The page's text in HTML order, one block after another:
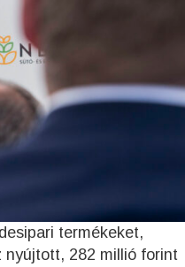
termékeket,
nyújtott, 282 millió forint